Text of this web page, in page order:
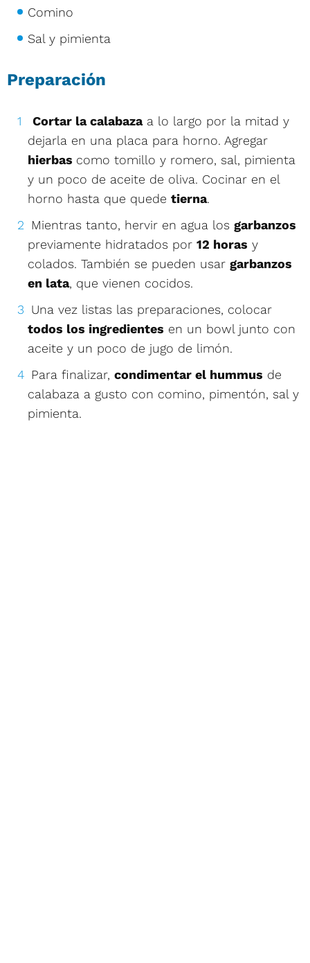
Comino
Sal y pimienta
Preparación
Cortar la calabazaa lo largo por la mitad y
dejarla en una placa para horno. Agregar
hierbas como tomillo y romero, sal, pimienta
y un poco de aceite de oliva. Cocinar en el
horno hasta que quede tierna.
Mientras tanto, hervir en agua los garbanzos
previamente hidratados por 12 horas y
colados. También se pueden usar garbanzos
en lata, que vienen cocidos.
Una vez listas las preparaciones, colocar
todos los ingredientes en un bowl junto con
aceite y un poco de jugo de limón.
Para finalizar, condimentar el hummus de
calabaza a gusto con comino, pimentón, sal y
pimienta.